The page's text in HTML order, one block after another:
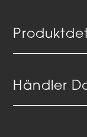
Händler